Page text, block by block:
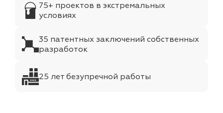
75+ проектов в экстремальных
условиях
35 патентных заключений собственных
разработок
25 лет безупречной работы